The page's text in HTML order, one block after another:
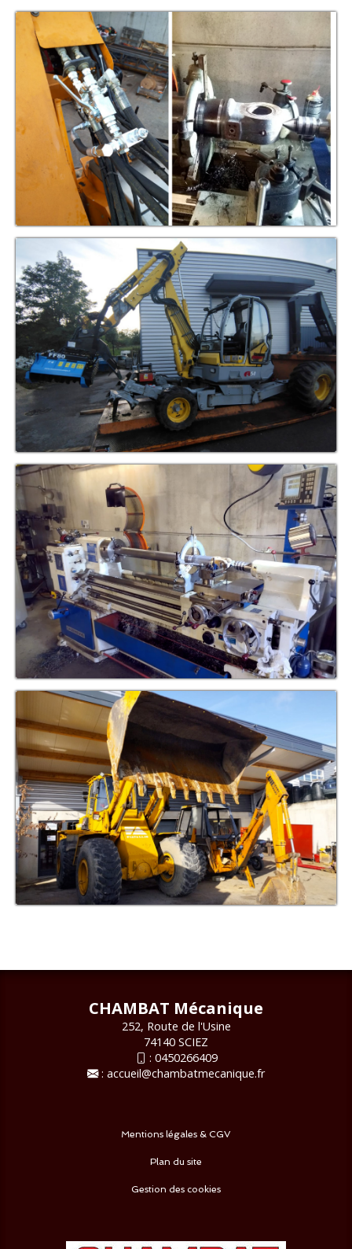
CHAMBAT Mécanique
252, Route de l'Usine
74140 SCIEZ
: 0450266409
: accueil@chambatmecanique.fr
Mentions légales & CGV
Plan du site
Gestion des cookies